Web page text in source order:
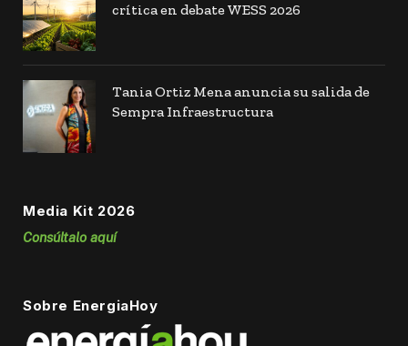
crítica en debate WESS 2026
Tania Ortiz Mena anuncia su salida de
Sempra Infraestructura
Media Kit 2026
Consúltalo aquí
Sobre EnergiaHoy